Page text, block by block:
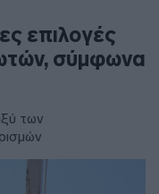
επιλογές
σύμφωνα
των